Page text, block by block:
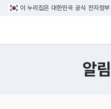
이 누리집은 대한민국 공식 전자정
방송미디어통신
알